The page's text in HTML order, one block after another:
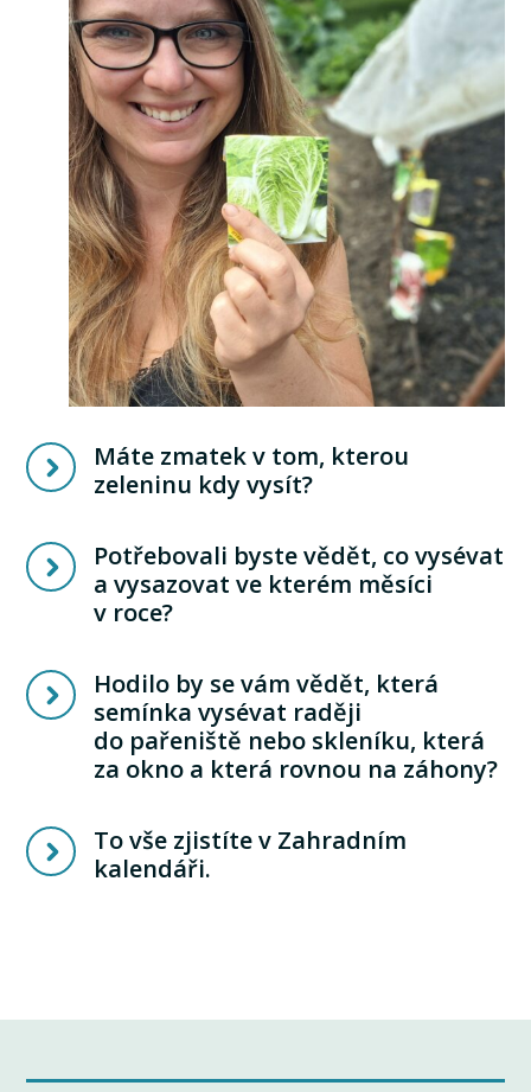
Máte zmatek v tom, kterou
zeleninu kdy vysít?
Potřebovali byste vědět, co vysévat
a vysazovat ve kterém měsíci
v roce?
Hodilo by se vám vědět, která
semínka vysévat raději
do pařeniště nebo skleníku, která
za okno a která rovnou na záhony?
To vše zjistíte v Zahradním
kalendáři.